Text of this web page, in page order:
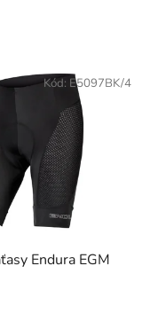
Endura EGM
Kód: E5097BK/4